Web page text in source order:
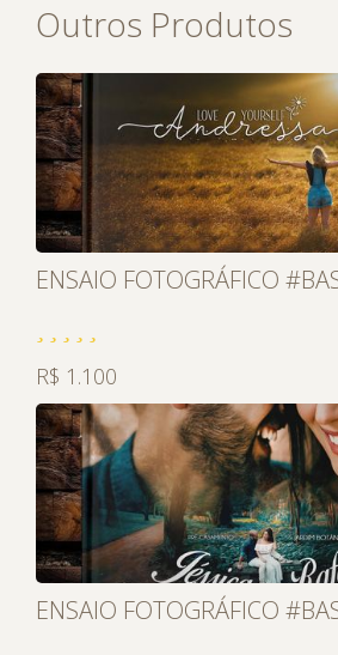
Outros Produtos
ENSAIO FOTOGRÁFICO
R$ 1.100
ENSAIO FOTOGRÁFICO